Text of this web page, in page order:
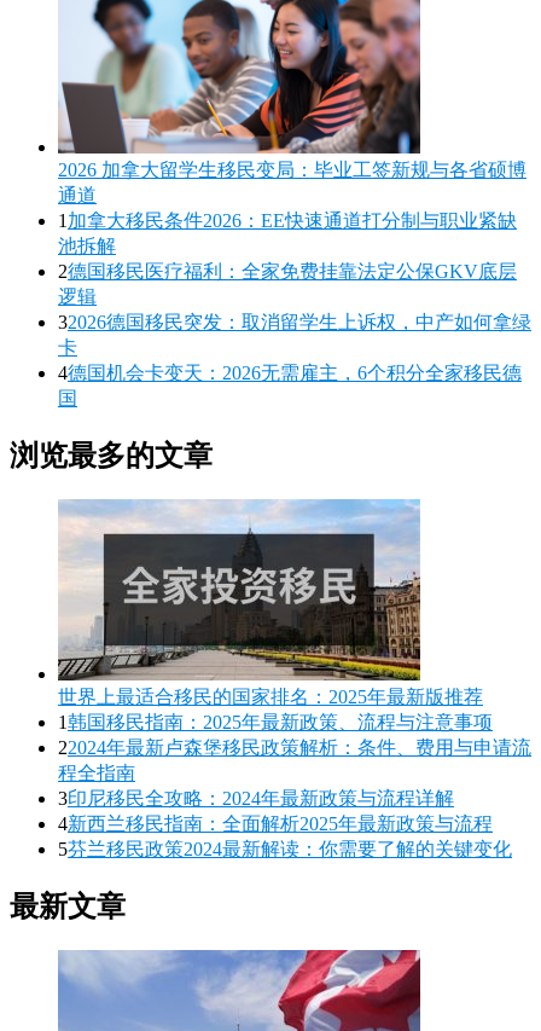
2026 加拿大留学生移民变局：毕业工签新规与各省硕博
通道
1 加拿大移民条件2026：EE快速通道打分制与职业紧缺
池拆解
2德国移民医疗福利：全家免费挂靠法定公保GKV底层
逻辑
32026德国移民突发：取消留学生上诉权，中产如何拿绿
卡
4德国机会卡变天：2026无需雇主，6个积分全家移民德
国
浏览最多的文章
世界上最适合移民的国家排名：2025年最新版推荐
1韩国移民指南：2025年最新政策、流程与注意事项
22024年最新卢森堡移民政策解析：条件、费用与申请流
程全指南
3印尼移民全攻略：2024年最新政策与流程详解
4新西兰移民指南：全面解析2025年最新政策与流程
5芬兰移民政策2024最新解读：你需要了解的关键变化
最新文章